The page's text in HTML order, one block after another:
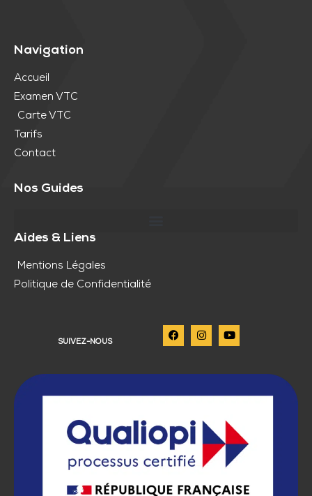
Navigation
Accueil
Examen VTC
Carte VTC
Tarifs
Contact
Nos Guides
Aides & Liens
Mentions Légales
Politique de Confidentialité
SUIVEZ-NOUS